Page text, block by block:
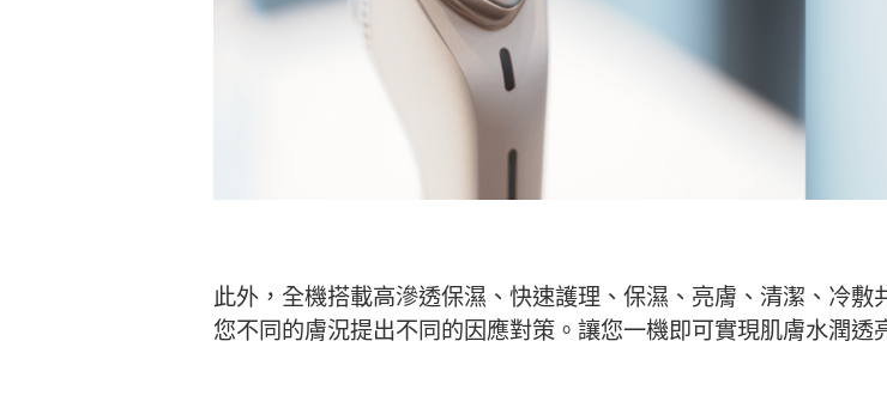
此外，全機搭載高滲透保濕、快速護理、保濕、亮膚、清潔、冷
您不同的膚況提出不同的因應對策。讓您一機即可實現肌膚水潤透